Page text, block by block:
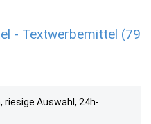
- Textwerbemittel (79
riesige Auswahl, 24h-